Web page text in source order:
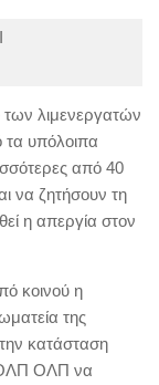
λιμενεργατών
τα υπόλοιπα
από 40
να ζητήσουν τη
η απεργία στον
κοινού η
της
κατάσταση
ΟΛΠ ΟΛΠ να